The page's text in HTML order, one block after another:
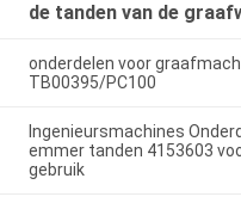
de tanden van de
onderdelen voor
TB00395/PC100
Ingenieursmachines
emmer tanden 4153603
gebruik